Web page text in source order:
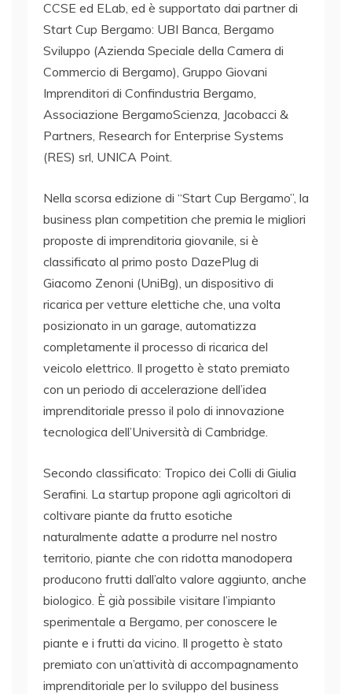
CCSE ed ELab, ed è supportato dai partner di
Start Cup Bergamo: UBI Banca, Bergamo
Sviluppo (Azienda Speciale della Camera di
Commercio di Bergamo), Gruppo Giovani
Imprenditori di Confindustria Bergamo,
Associazione BergamoScienza, Jacobacci &
Partners, Research for Enterprise Systems
(RES) srl, UNICA Point.
Nella scorsa edizione di “Start Cup Bergamo”, la
business plan competition che premia le migliori
proposte di imprenditoria giovanile, si è
classificato al primo posto DazePlug di
Giacomo Zenoni (UniBg), un dispositivo di
ricarica per vetture elettiche che, una volta
posizionato in un garage, automatizza
completamente il processo di ricarica del
veicolo elettrico. Il progetto è stato premiato
con un periodo di accelerazione dell’idea
imprenditoriale presso il polo di innovazione
tecnologica dell’Università di Cambridge.
Secondo classificato: Tropico dei Colli di Giulia
Serafini. La startup propone agli agricoltori di
coltivare piante da frutto esotiche
naturalmente adatte a produrre nel nostro
territorio, piante che con ridotta manodopera
producono frutti dall’alto valore aggiunto, anche
biologico. È già possibile visitare l’impianto
sperimentale a Bergamo, per conoscere le
piante e i frutti da vicino. Il progetto è stato
premiato con un’attività di accompagnamento
imprenditoriale per lo sviluppo del business